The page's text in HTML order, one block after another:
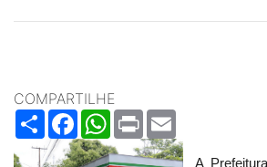
COMPARTILHE
ShareFacebookWhatsApp
Print
A